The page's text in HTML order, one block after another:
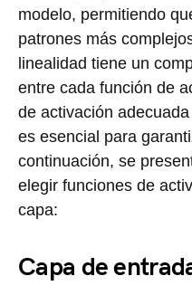
modelo, permitiendo
patrones más
linealidad tiene un
entre cada función de
de activación
es esencial para
continuación, se
elegir funciones de
capa:
Capa de